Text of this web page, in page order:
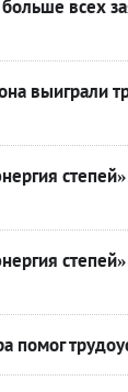
всех
выиграли
помог